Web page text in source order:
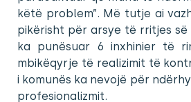
këtë problem”. Më tutje ai
pikërisht për arsye të rritjes
ka punësuar 6 inxhinier të
mbikëqyrje të realizimit të
i komunës ka nevojë për
profesionalizmit.